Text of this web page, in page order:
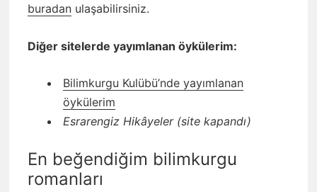
buradanulaşabilirsiniz.
Diğer sitelerde yayımlanan öykülerim:
Bilimkurgu Kulübü’nde yayımlanan
öykülerim
Esrarengiz Hikâyeler (site kapandı)
En beğendiğim bilimkurgu
romanları